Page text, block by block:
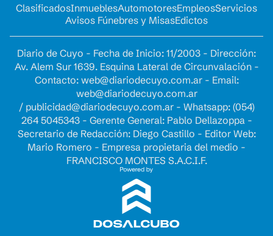
ClasificadosInmueblesAutomotoresEmpleosServicios
Avisos Fúnebres y MisasEdictos
Diario de Cuyo - Fecha de Inicio: 11/2003 - Dirección:
Av. Alem Sur 1639. Esquina Lateral de Circunvalación -
Contacto: web@diariodecuyo.com.ar- Email:
web@diariodecuyo.com.ar
/ publicidad@diariodecuyo.com.ar- Whatsapp: (054)
264 5045343 - Gerente General: Pablo Dellazoppa -
Secretario de Redacción: Diego Castillo - Editor Web:
Mario Romero - Empresa propietaria del medio -
FRANCISCO MONTES S.A.C.I.F.